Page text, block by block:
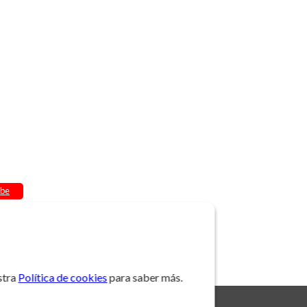
Política de cookiespara saber más.